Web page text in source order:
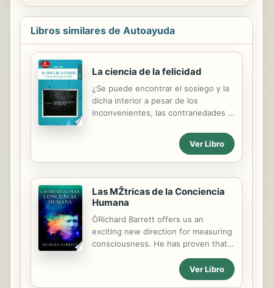
Libros similares de Autoayuda
La ciencia de la felicidad
¿Se puede encontrar el sosiego y la
dicha interior a pesar de los
inconvenientes, las contrariedades y
origina esta sociedad? ¿Se puede
hallar la serenidad y el contento a
pesar de que tenemos, a veces, que
personas desaprensivas, hostiles o
lesivas? Sí, a pesar de todo y de
realidad interior más íntima y
profunda, reorganizar su vida
psíquica armonizándola y encontrar
una satisfacción y una dicha que no
pueden procurar los logros en el
mundo exterior, donde todo está
Ver Libro
Las MŽtricas de la Conciencia
Humana
ÒRichard Barrett offers us an
exciting new direction for measuring
consciousness. He has proven that
the insights these measures bring
can significantly improve our
individual, organisational and societal
Ver Libro